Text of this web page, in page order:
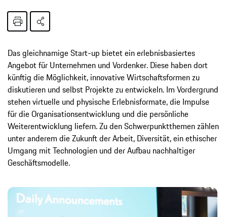
Das gleichnamige Start-up bietet ein erlebnisbasiertes
Angebot für Unternehmen und Vordenker. Diese haben dort
künftig die Möglichkeit, innovative Wirtschaftsformen zu
diskutieren und selbst Projekte zu entwickeln. Im Vordergrund
stehen virtuelle und physische Erlebnisformate, die Impulse
für die Organisationsentwicklung und die persönliche
Weiterentwicklung liefern. Zu den Schwerpunktthemen zählen
unter anderem die Zukunft der Arbeit, Diversität, ein ethischer
Umgang mit Technologien und der Aufbau nachhaltiger
Geschäftsmodelle.